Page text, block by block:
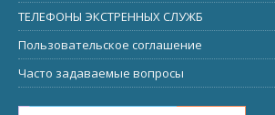
ТЕЛЕФОНЫ ЭКСТРЕННЫХ СЛУЖБ
Пользовательское соглашение
Часто задаваемые вопросы